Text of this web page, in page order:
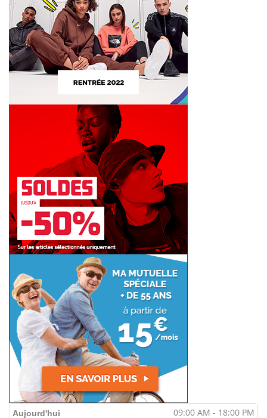
Aujourd'hui 09:00 AM - 18:00 PM